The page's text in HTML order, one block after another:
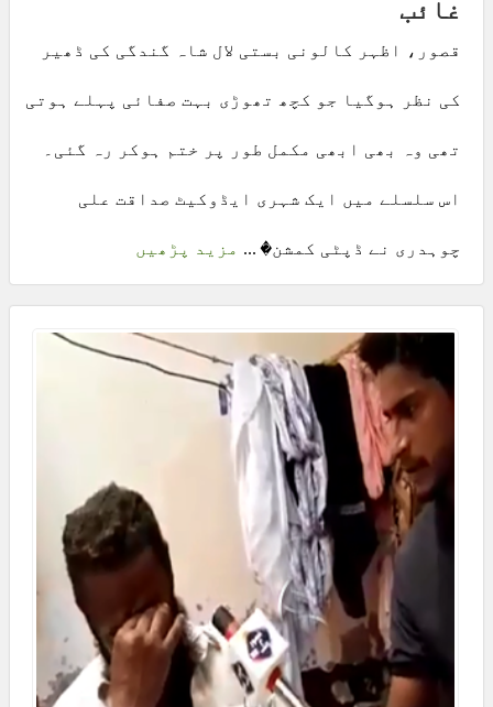
غائب
قصور، اظہر کالونی بستی لال شاہ گندگی کی ڈھیر
کی نظر ہوگیا جو کچھ تھوڑی بہت صفائی پہلے ہوتی
تھی وہ بھی ابھی مکمل طور پر ختم ہوکر رہ گئی۔
اس سلسلے میں ایک شہری ایڈوکیٹ صداقت علی
چوہدری نے ڈپٹی کمشن� ... مزید پڑھیں